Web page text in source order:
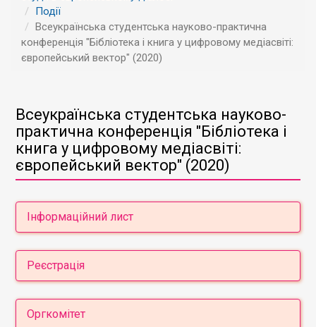
Події
Всеукраїнська студентська науково-практична
конференція "Бібліотека і книга у цифровому медіасвіті:
європейський вектор" (2020)
Всеукраїнська студентська науково-
практична конференція "Бібліотека і
книга у цифровому медіасвіті:
європейський вектор" (2020)
Інформаційний лист
Міністерство освіти і науки України
Київський університет імені Бориса
Грінченка
Реєстрація
meet.google.com/yww-vhpc-mxb
Оргкомітет